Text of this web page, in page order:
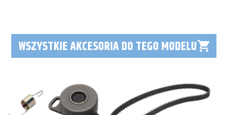
WSZYSTKIE AKCESORIA DO TEGO MODELU